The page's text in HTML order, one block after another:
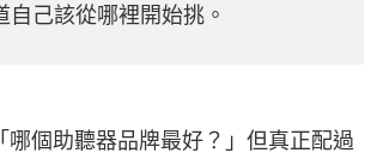
己該從哪裡開始挑。
個助聽器品牌最好？」但真正配過